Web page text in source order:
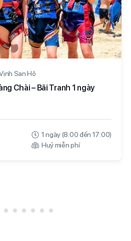
San Hô
Chài – Bãi Tranh 1 ngày
1 ngày (8:00 đến 17:00)
Huỷ miễn phí